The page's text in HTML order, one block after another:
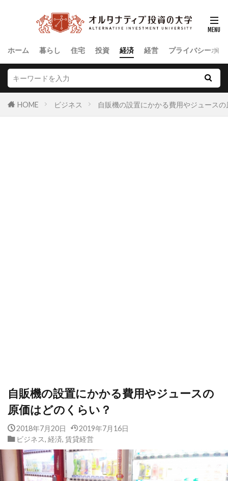
ホーム 暮らし 住宅 投資 経済 経営 プライバシーポリ
HOME ビジネス 自販機の設置にかかる費用やジュース
自販機の設置にかかる費用やジュースの
原価はどのくらい？
2018年7月20日
2019年7月16日
ビジネス, 経済, 賃貸経営